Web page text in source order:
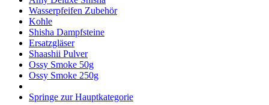
Wasserpfeifen Zubehör
Kohle
Shisha Dampfsteine
Ersatzgläser
Shaashii Pulver
Ossy Smoke 50g
Ossy Smoke 250g
Springe zur Hauptkategorie